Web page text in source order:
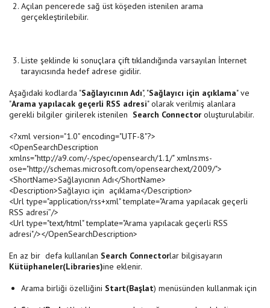
Açılan pencerede sağ üst köşeden istenilen arama
gerçekleştirilebilir.
Liste şeklinde ki sonuçlara çift tıklandığında varsayılan İnternet
tarayıcısında hedef adrese gidilir.
Aşağıdaki kodlarda "Sağlayıcının Adı", "Sağlayıcı için açıklama" ve
"Arama yapılacak geçerli RSS adresi" olarak verilmiş alanlara
gerekli bilgiler girilerek istenilen Search Connector oluşturulabilir.
<?xml version="1.0" encoding="UTF-8"?>
<OpenSearchDescription
xmlns="http://a9.com/-/spec/opensearch/1.1/" xmlns:ms-
ose="http://schemas.microsoft.com/opensearchext/2009/">
<ShortName>Sağlayıcının Adı</ShortName>
<Description>Sağlayıcı için açıklama</Description>
<Url type="application/rss+xml" template="Arama yapılacak geçerli
RSS adresi”/>
<Url type="text/html" template="Arama yapılacak geçerli RSS
adresi"/></OpenSearchDescription>
En az bir defa kullanılan Search Connectorlar bilgisayarın
Kütüphaneler(Libraries)ine eklenir.
Arama birliği özelliğini Start(Başlat) menüsünden kullanmak için